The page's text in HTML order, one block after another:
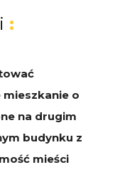
:
o
na drugim
budynku z
mieści